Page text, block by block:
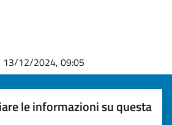
13/12/2024, 09:05
le informazioni su questa